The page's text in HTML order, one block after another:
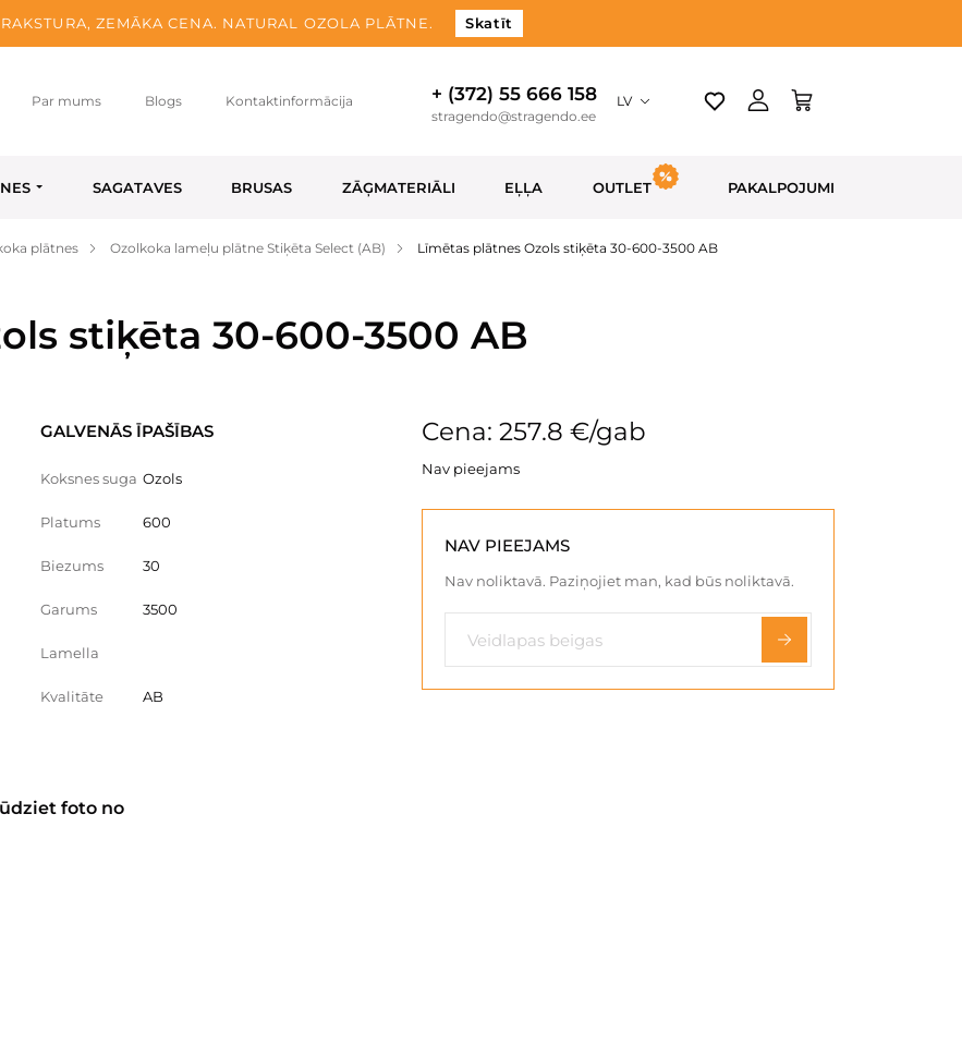
ZEMĀKA CENA. NATURAL OZOLA PLĀTNE. Skatīt
Par mums Blogs Kontaktinformācija + (372) 55 666 158
stragendo@stragendo.ee
LV
SAGATAVES BRUSAS ZĀĢMATERIĀLI EĻĻA OUTLET PAKALPOJUMI
plātnes Ozolkoka lameļu plātne Stiķēta Select (AB) Līmētas plātnes Ozols stiķēta 30-600-3500 AB
stiķēta 30-600-3500 AB
GALVENĀS ĪPAŠĪBAS
Koksnes suga Ozols
Platums 600
Biezums 30
Garums 3500
Lamella
Kvalitāte AB
Cena: 257.8 €/gab
Nav pieejams
NAV PIEEJAMS
Nav noliktavā. Paziņojiet man, kad būs noliktavā.
foto no